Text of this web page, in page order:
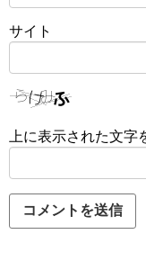
サイト
上に表示された文字